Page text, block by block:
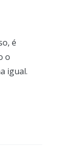
é
o
igual.